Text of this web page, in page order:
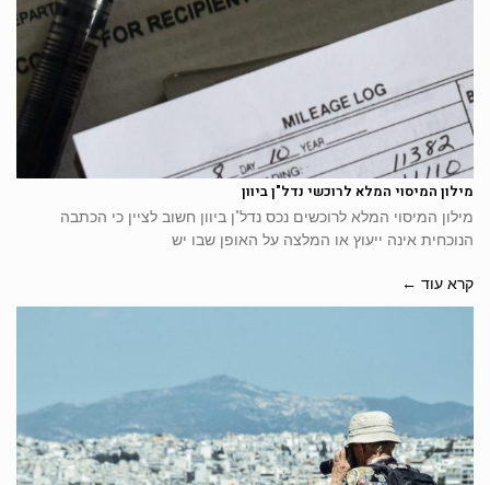
מילון המיסוי המלא לרוכשי נדל"ן ביוון
מילון המיסוי המלא לרוכשים נכס נדל"ן ביוון חשוב לציין כי הכתבה
הנוכחית אינה ייעוץ או המלצה על האופן שבו יש
קרא עוד ←